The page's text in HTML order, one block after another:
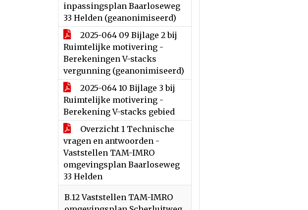
inpassingsplan Baarloseweg
33 Helden (geanonimiseerd)
2025-064 09 Bijlage 2 bij
Ruimtelijke motivering -
Berekeningen V-stacks
vergunning (geanonimiseerd)
2025-064 10 Bijlage 3 bij
Ruimtelijke motivering -
Berekening V-stacks gebied
Overzicht 1 Technische
vragen en antwoorden -
Vaststellen TAM-IMRO
omgevingsplan Baarloseweg
33 Helden
B.12 Vaststellen TAM-IMRO